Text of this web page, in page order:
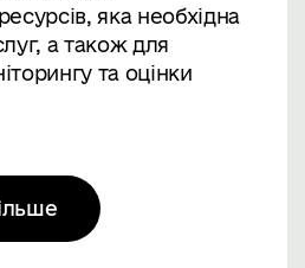
яка необхідна
а також для
та оцінки